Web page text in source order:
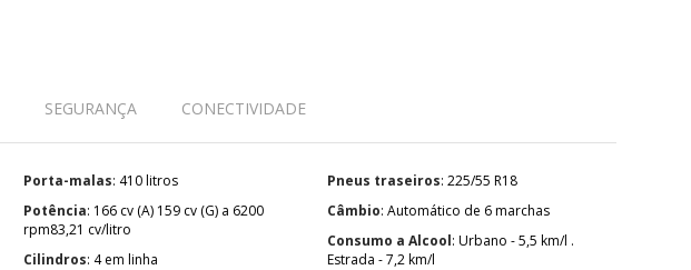
SEGURANÇA CONECTIVIDADE
Porta-malas : 410 litros
Potência: 166 cv (A) 159 cv (G) a 6200
rpm83,21 cv/litro
Cilindros : 4 em linha
Pneus traseiros : 225/55 R18
Câmbio : Automático de 6 marchas
Consumo a Alcool: Urbano - 5,5 km/l .
Estrada - 7,2 km/l